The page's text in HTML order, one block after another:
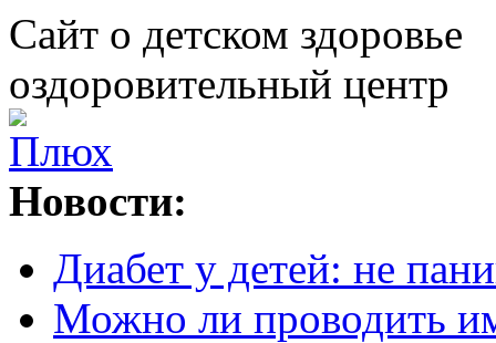
Сайт о детском здоровье
оздоровительный центр
Новости:
Диабет у детей: не
Можно ли проводить